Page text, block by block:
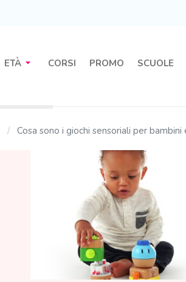
ETÀ arrow_drop_down CORSI PROMO SCUOLE
Cosa sono i giochi sensoriali per bambini